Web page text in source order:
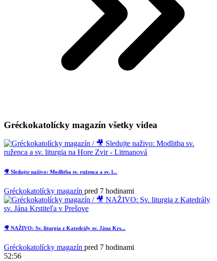
Gréckokatolícky magazín všetky videa
🎥 Sledujte naživo: Modlitba sv. ruženca a sv. l...
Gréckokatolícky magazín pred 7 hodinami
🎥 NAŽIVO: Sv. liturgia z Katedrály sv. Jána Krs...
Gréckokatolícky magazín pred 7 hodinami
52:56